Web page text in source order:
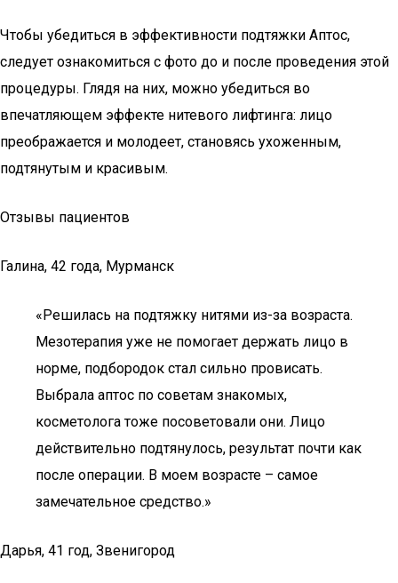
Чтобы убедиться в эффективности подтяжки Аптос,
следует ознакомиться с фото до и после проведения этой
процедуры. Глядя на них, можно убедиться во
впечатляющем эффекте нитевого лифтинга: лицо
преображается и молодеет, становясь ухоженным,
подтянутым и красивым.
Отзывы пациентов
Галина, 42 года, Мурманск
«Решилась на подтяжку нитями из-за возраста.
Мезотерапия уже не помогает держать лицо в
норме, подбородок стал сильно провисать.
Выбрала аптос по советам знакомых,
косметолога тоже посоветовали они. Лицо
действительно подтянулось, результат почти как
после операции. В моем возрасте – самое
замечательное средство.»
Дарья, 41 год, Звенигород